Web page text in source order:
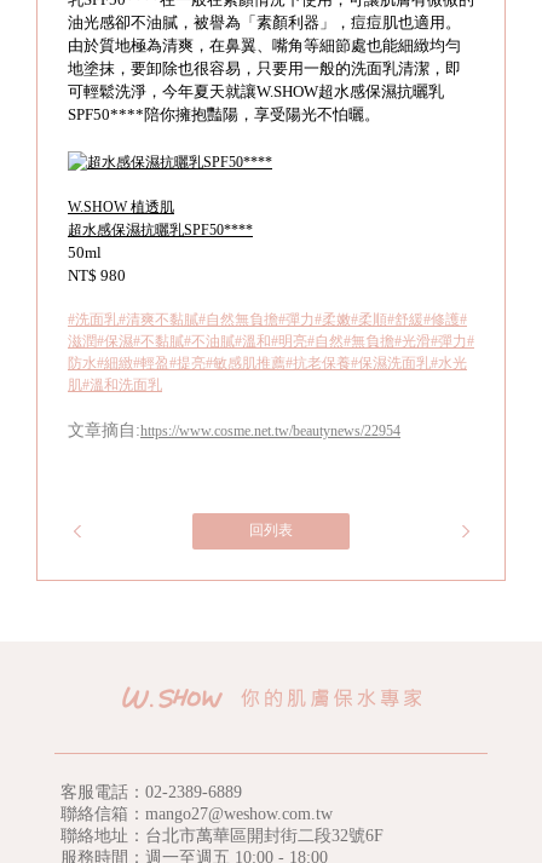
油光感卻不油膩，被譽為「素顏利器」，痘痘肌也適用。
由於質地極為清爽，在鼻翼、嘴角等細節處也能細緻均勻
地塗抹，要卸除也很容易，只要用一般的洗面乳清潔，即
可輕鬆洗淨，今年夏天就讓W.SHOW超水感保濕抗曬乳
SPF50****陪你擁抱豔陽，享受陽光不怕曬。
W.SHOW 植透肌
超水感保濕抗曬乳SPF50****
50ml
NT$ 980
#洗面乳#清爽不黏膩#自然無負擔#彈力#柔嫩#柔順#舒緩#修護#
滋潤#保濕#不黏膩#不油膩#溫和#明亮#自然#無負擔#光滑#彈力#
防水#細緻#輕盈#提亮#敏感肌推薦#抗老保養#保濕洗面乳#水光
肌#溫和洗面乳
文章摘自:https://www.cosme.net.tw/beautynews/22954
回列表
客服電話： 02-2389-6889
聯絡信箱：mango27@weshow.com.tw
聯絡地址：台北市萬華區開封街二段32號6F
服務時間：週一至週五 10:00 - 18:00